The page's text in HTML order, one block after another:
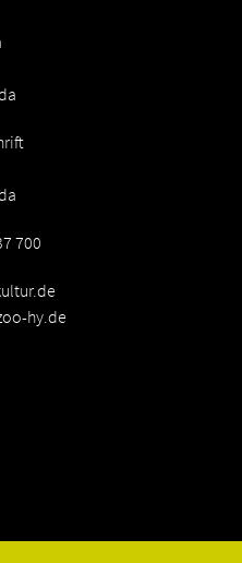
700
hy.de